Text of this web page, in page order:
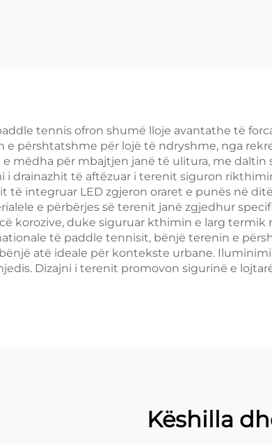
tennis ofron shumë lloje avantathe të
e përshtatshme për lojë të ndryshme, nga
e mëdha për mbajtjen janë të ulitura, me
i drainazhit të aftëzuar i terenit siguron
të integruar LED zgjeron oraret e punës në
e përbërjes së terenit janë zgjedhur
korozive, duke siguruar kthimin e larg
të paddle tennisit, bënjë terenin e
atë ideale për kontekste urbane.
Dizajni i terenit promovon sigurinë e
Këshilla